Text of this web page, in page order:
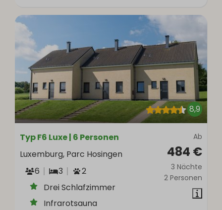
8,9
Ab
484 €
3 Nächte
2 Personen
Typ F6 Luxe | 6 Personen
Luxemburg, Parc Hosingen
6
3
2
Drei Schlafzimmer
Infrarotsauna